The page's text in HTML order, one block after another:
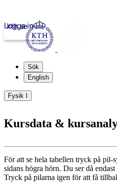
kth.se
Logga in
Sök
English
Fysik I
Kursdata &
För att se hela tabellen tryck på pil-
sidans högra hörn. Du ser då
Tryck på pilarna igen för att få